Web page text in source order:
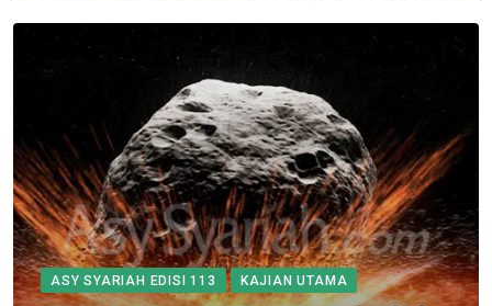
ASY SYARIAH EDISI 113 KAJIAN UTAMA